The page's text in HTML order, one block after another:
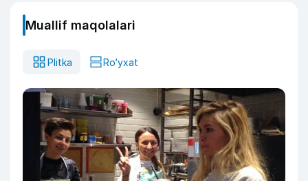
Muallif maqolalari
Plitka Ro‘yxat